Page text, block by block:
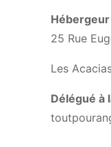
Hébergeur
25 Rue
Les
Délégué à